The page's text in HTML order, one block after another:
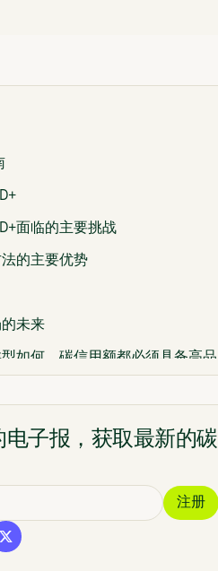
面临的主要挑战
法的主要优势
的未来
型如何，碳信用额都必须具备高品
措施来提供帮助
子报，获取最新的碳